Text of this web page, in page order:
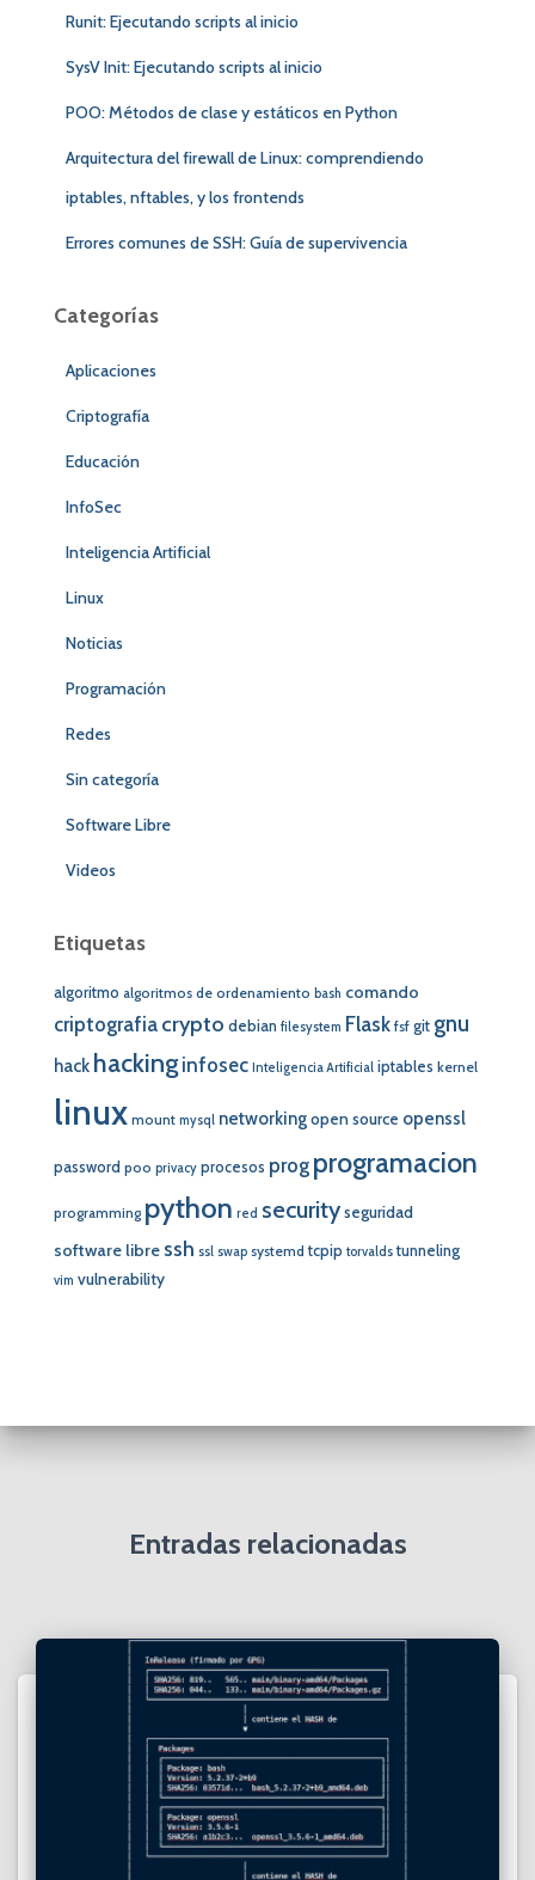
Runit: Ejecutando scripts al inicio
SysV Init: Ejecutando scripts al inicio
POO: Métodos de clase y estáticos en Python
Arquitectura del firewall de Linux: comprendiendo
iptables, nftables, y los frontends
Errores comunes de SSH: Guía de supervivencia
Categorías
Aplicaciones
Criptografía
Educación
InfoSec
Inteligencia Artificial
Linux
Noticias
Programación
Redes
Sin categoría
Software Libre
Videos
Etiquetas
algoritmo algoritmos de ordenamiento bash comando
criptografia crypto debian filesystem Flask fsf git gnu
hack hacking infosec Inteligencia Artificial iptables kernel
linux mount mysql networkingopen source openssl
password poo privacy procesos prog programacion
programming python red securityseguridad
software libre ssh ssl swap systemd tcpip torvalds tunneling
vim vulnerability
Entradas relacionadas